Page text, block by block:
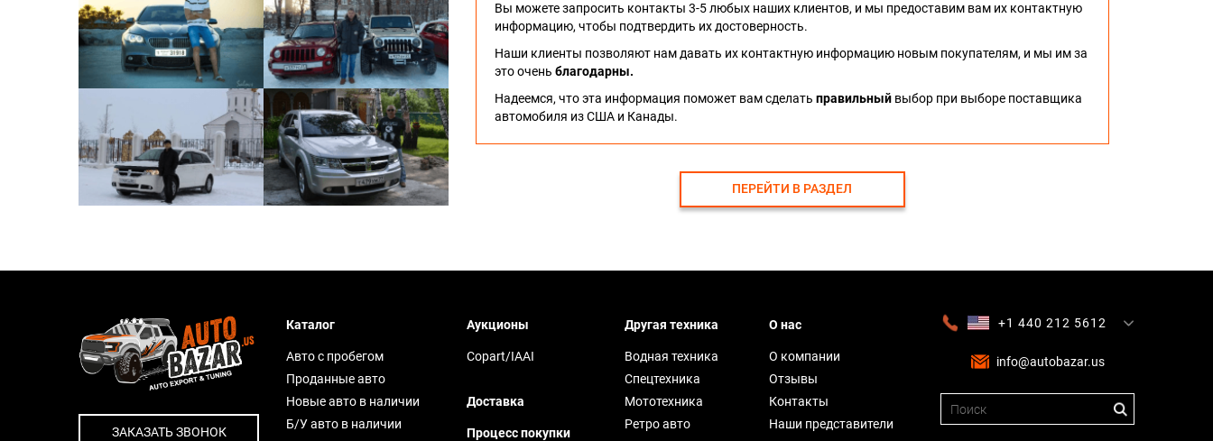
Вы можете запросить контакты 3-5 любых наших клиентов, и мы предоставим вам их контактную
информацию, чтобы подтвердить их достоверность.
Наши клиенты позволяют нам давать их контактную информацию новым покупателям, и мы им за
это очень благодарны.
Надеемся, что эта информация поможет вам сделать правильныйвыбор при выборе поставщика
автомобиля из США и Канады.
ПЕРЕЙТИ В РАЗДЕЛ
ЗАКАЗАТЬ ЗВОНОК
Каталог
Авто с пробегом
Проданные авто
Новые авто в наличии
Б/У авто в наличии
Аукционы
Copart/IAAI
Доставка
Процесс покупки
Другая техника
Водная техника
Спецтехника
Мототехника
Ретро авто
О нас
О компании
Отзывы
Контакты
Наши представители
+1 440 212 5612
info@autobazar.us